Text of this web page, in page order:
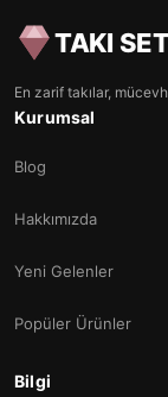
TAKI
En zarif takılar,
Kurumsal
Blog
Hakkımızda
Yeni Gelenler
Popüler Ürünler
Bilgi